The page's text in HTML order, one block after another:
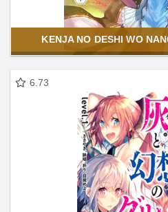
KENJA NO DESHI WO
6.73